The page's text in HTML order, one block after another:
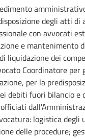
degli atti
con avvocati
e mantenimento
liquidazione dei
Coordinatore
per la
debiti fuori bilancio
logistica
delle procedure;